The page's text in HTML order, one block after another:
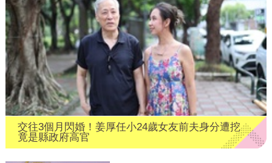
交往3個月閃婚！姜厚任小24歲女友前夫身分遭挖
竟是縣政府高官